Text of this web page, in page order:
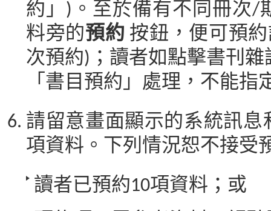
約」)。至於備有不同冊次/
料旁的預約 按鈕，便可預
次預約)；讀者如點擊書刊
「書目預約」處理，不能
請留意畫面顯示的系統訊
項資料。下列情況恕不接受
讀者已預約10項資料；或